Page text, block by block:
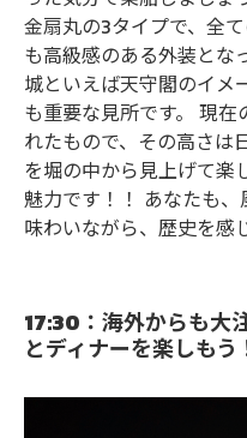
金扇丸の3タイプで、全
も高級感のある外装とな
城といえば天守閣のイメ
も重要な見所です。 現
れたもので、その高さは
を堀の中から見上げて楽
魅力です！！ あなたも
味わいながら、歴史を感
17:30：海外からも大
とディナーを楽しもう